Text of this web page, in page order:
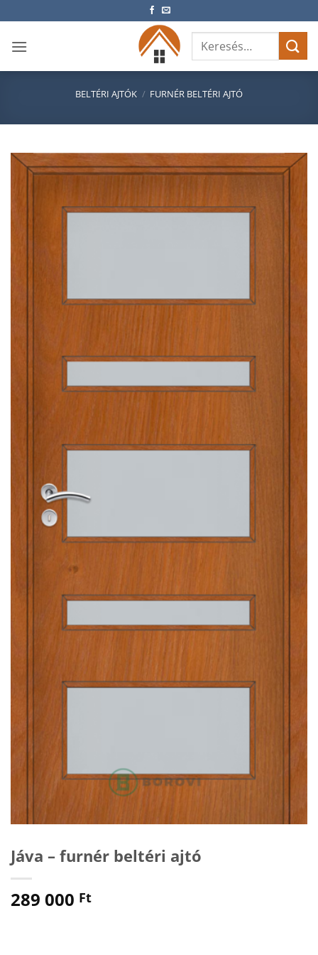
to
content
Keresés
következőre:
BELTÉRI AJTÓK / FURNÉR BELTÉRI AJTÓ
Jáva – furnér beltéri ajtó
289 000 Ft